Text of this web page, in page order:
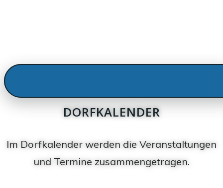
DORFKALENDER
Im Dorfkalender werden die Veranstaltungen
und Termine zusammengetragen.